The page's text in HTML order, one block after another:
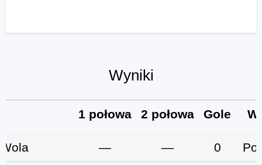
Wyniki
1 połowa 2 połowa Gole
— — 0